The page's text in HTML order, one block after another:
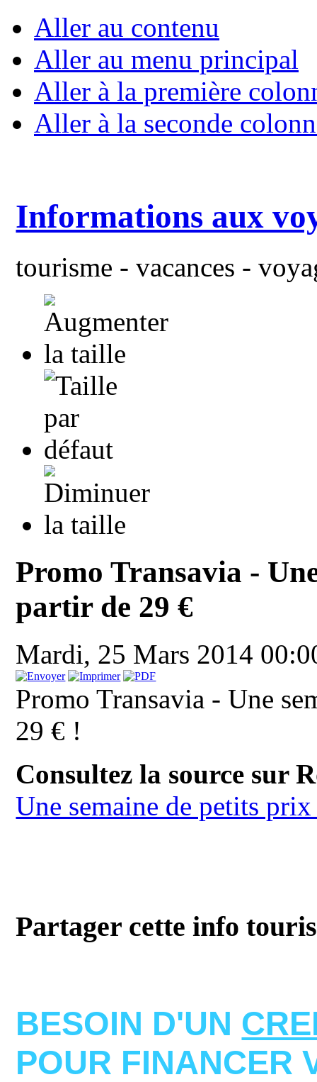
Aller au contenu
Aller au menu principal
Aller à la première
Aller à la seconde
Informations aux
tourisme - vacances -
Promo Transavia -
partir de 29 €
Mardi, 25 Mars 2014
Promo Transavia - Une
29 € !
Consultez la source sur
Une semaine de petits
Partager cette info
BESOIN D'UN
POUR FINANCER